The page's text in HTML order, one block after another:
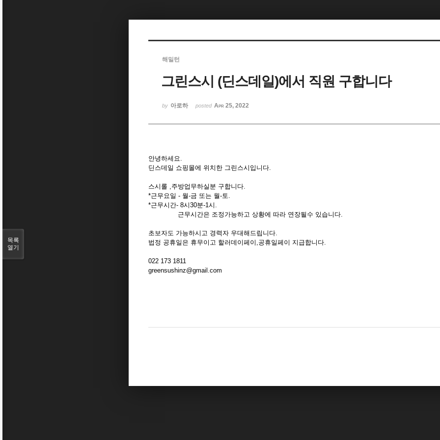
해밀턴
그린스시 (딘스데일)에서 직원 구합니다
by 아로하 posted Apr 25, 2022
안녕하세요.
딘스데일 쇼핑몰에 위치한 그린스시입니다.
스시롤 ,주방업무하실분 구합니다.
*근무요일 - 월-금 또는 월-토.
*근무시간- 8시30분-1시.
근무시간은 조정가능하고 상황에 따라 연장될수 있습니다.
초보자도 가능하시고 경력자 우대해드립니다.
법정 공휴일은 휴무이고 할러데이페이,공휴일페이 지급합니다.
022 173 1811
greensushinz@gmail.com
목록
열기
Sketchbook5, 스케치북5
Sketchbook5, 스케치북5